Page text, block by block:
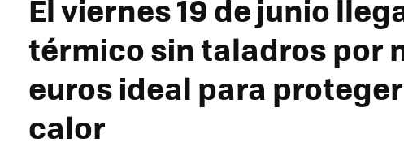
El viernes 19 de junio
térmico sin taladros por
euros ideal para
calor